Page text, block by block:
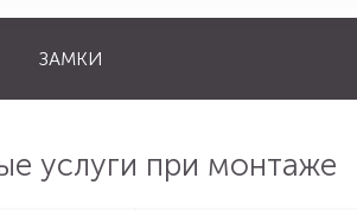
ЗАМКИ
услуги при монтаже